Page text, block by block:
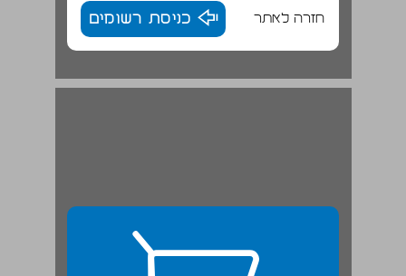
חזרה לאתר כניסת רשומים